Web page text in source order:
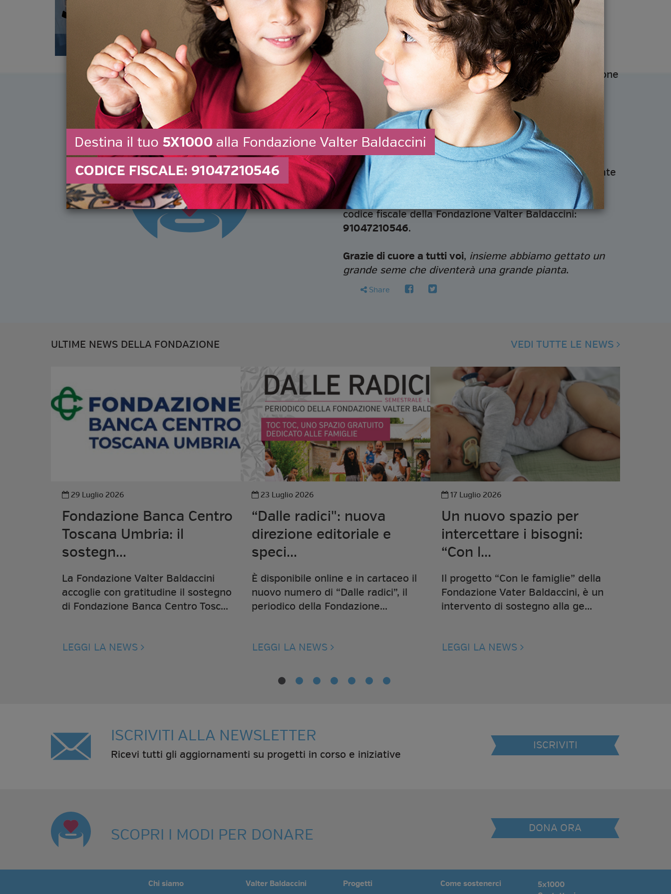
TORNA ALLE NEWS
diventeranno aiuto concreto per chi si trova più in
difficoltà attraverso:
progetti di ricercache vogliono trovare soluzioni per
migliorare la qualità della vita;
progetti socio-educativiche promuovono l'integrazione
e l'autonomia delle persone, con l'obiettivo di far
raggiungere loro competenze relazionali e risolvere
problematiche personali, familiari o sociali;
progetti umanitari
a favore delle popolazioni più
povere, sostenendone lo sviluppo socio-culturale.
La prossima dichiarazione dei redditi è vicina, continuate
a sostenerci! Potete scegliere il progetto che vi
piacerebbe sostenere e inviarvi un promemoria con il
codice fiscale della Fondazione Valter Baldaccini:
91047210546.
Grazie di cuore a tutti voi, insieme abbiamo gettato un
grande seme che diventerà una grande pianta.
Share sharefacebooktwitter
ULTIME NEWS DELLA FONDAZIONE VEDI TUTTE LE NEWS
29 Luglio 2026
Fondazione Banca Centro
Toscana Umbria: il
sostegn...
La Fondazione Valter Baldaccini
accoglie con gratitudine il sostegno
di Fondazione Banca Centro Tosc...
LEGGI LA NEWS
23 Luglio 2026
“Dalle radici": nuova
direzione editoriale e
speci...
È disponibile online e in cartaceo il
nuovo numero di “Dalle radici”, il
periodico della Fondazione...
LEGGI LA NEWS
17 Luglio 2026
Un nuovo spazio per
intercettare i bisogni:
“Con l...
Il progetto “Con le famiglie” della
Fondazione Vater Baldaccini, è un
intervento di sostegno alla ge...
LEGGI LA NEWS
ISCRIVITI ALLA NEWSLETTER
Ricevi tutti gli aggiornamenti su progetti in corso e iniziative
ISCRIVITI
SCOPRI I MODI PER DONARE DONA ORA
Chi siamo Valter Baldaccini Progetti Come sostenerci
5x1000